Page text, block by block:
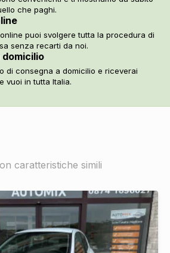
che paghi.
puoi svolgere tutta la procedura di
senza recarti da noi.
domicilio
di consegna a domicilio e riceverai
vuoi in tutta Italia.
caratteristiche simili